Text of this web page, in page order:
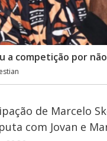
a competição por
de Marcelo
com Jovan e